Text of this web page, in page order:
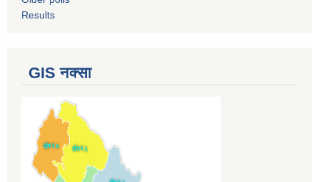
Results
GIS नक्सा